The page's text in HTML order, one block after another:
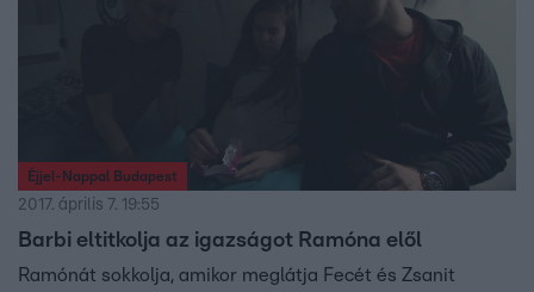
Éjjel-Nappal Budapest
2017. április 7. 19:55
Barbi eltitkolja az igazságot Ramóna elől
Ramónát sokkolja, amikor meglátja Fecét és Zsanit